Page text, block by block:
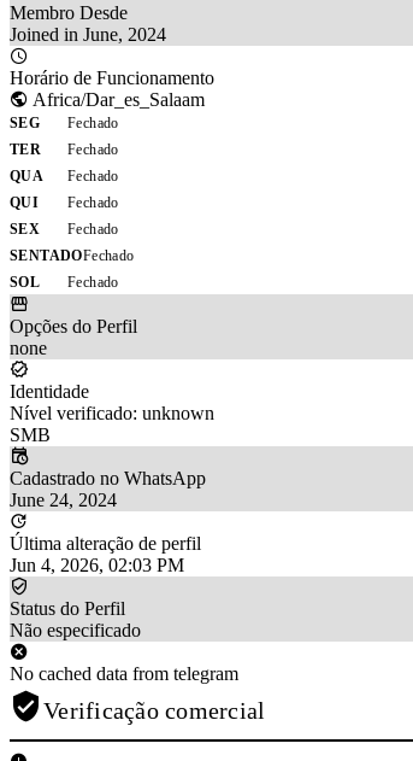
Membro Desde
Joined in June, 2024
Horário de Funcionamento
Africa/Dar_es_Salaam
SEG
Fechado
TER
Fechado
QUA
Fechado
QUI
Fechado
SEX
Fechado
SENTADOFechado
SOL
Fechado
Opções do Perfil
none
Identidade
Nível verificado: unknown
SMB
Cadastrado no WhatsApp
June 24, 2024
Última alteração de perfil
Jun 4, 2026, 02:03 PM
Status do Perfil
Não especificado
No cached data from telegram
Verificação comercial